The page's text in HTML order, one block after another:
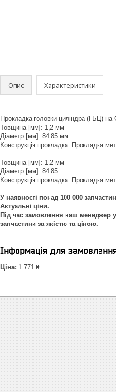
Опис Характеристики
Прокладка головки циліндра (ГБЦ)
Товщина [мм]: 1,2 мм
Діаметр [мм]: 84,85 мм
Конструкція прокладка: Прокладка
Товщина [мм]: 1.2 мм
Діаметр [мм]: 84.85
Конструкція прокладка: Прокладка
У наявності понад 100 000
Актуальні ціни.
Під час замовлення наш менеджер
запчастини за якістю та ціною.
Інформація для
Ціна: 1 771 ₴